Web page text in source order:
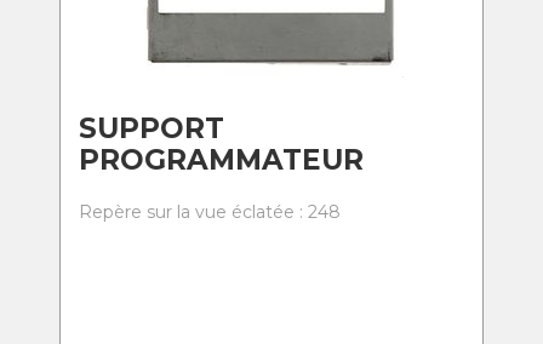
SUPPORT
PROGRAMMATEUR
Repère sur la vue éclatée : 248